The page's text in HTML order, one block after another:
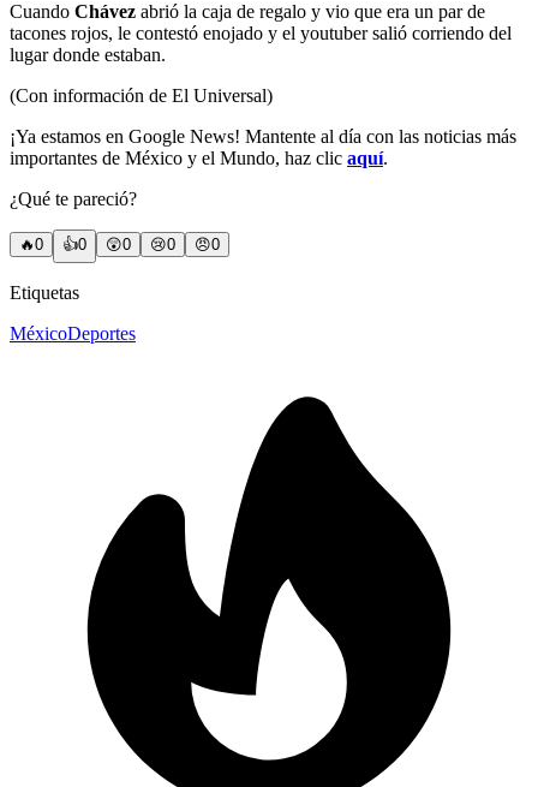
Cuando Chávez abrió la caja de regalo y vio que era un par de
tacones rojos, le contestó enojado y el youtuber salió corriendo del
lugar donde estaban.
(Con información de El Universal)
¡Ya estamos en Google News! Mantente al día con las noticias más
importantes de México y el Mundo, haz clic aquí.
¿Qué te pareció?
🔥0 👍0 😲0 😢0 😠0
Etiquetas
MéxicoDeportes